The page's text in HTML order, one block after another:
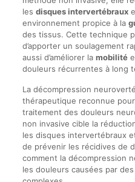
les disques intervertébraux
environnement propice à la
des tissus. Cette technique
d’apporter un soulagement
aussi d’améliorer la mobilité
douleurs récurrentes à long
La décompression
thérapeutique reconnue
traitement des douleurs
non invasive cible la
les disques intervertébraux
de prévenir les récidives de
comment la décompression
les douleurs causées par